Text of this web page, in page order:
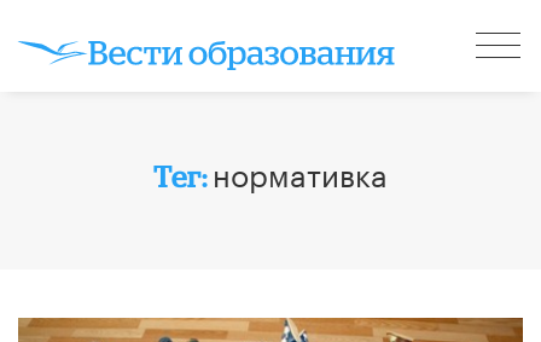
Тег: нормативка